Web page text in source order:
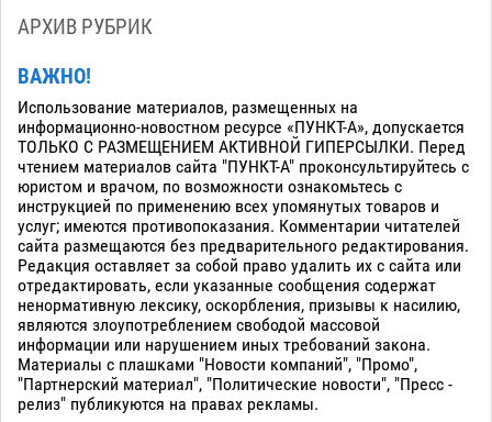
АРХИВ РУБРИК
ВАЖНО!
Использование материалов, размещенных на
информационно-новостном ресурсе «ПУНКТ-А», допускается
ТОЛЬКО С РАЗМЕЩЕНИЕМ АКТИВНОЙ ГИПЕРСЫЛКИ. Перед
чтением материалов сайта "ПУНКТ-А" проконсультируйтесь с
юристом и врачом, по возможности ознакомьтесь с
инструкцией по применению всех упомянутых товаров и
услуг; имеются противопоказания. Комментарии читателей
сайта размещаются без предварительного редактирования.
Редакция оставляет за собой право удалить их с сайта или
отредактировать, если указанные сообщения содержат
ненормативную лексику, оскорбления, призывы к насилию,
являются злоупотреблением свободой массовой
информации или нарушением иных требований закона.
Материалы с плашками "Новости компаний", "Промо",
"Партнерский материал", "Политические новости", "Пресс -
релиз" публикуются на правах рекламы.